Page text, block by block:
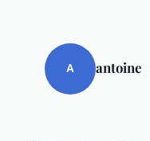
A antoine